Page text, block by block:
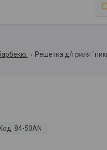
Код: 84-50AN